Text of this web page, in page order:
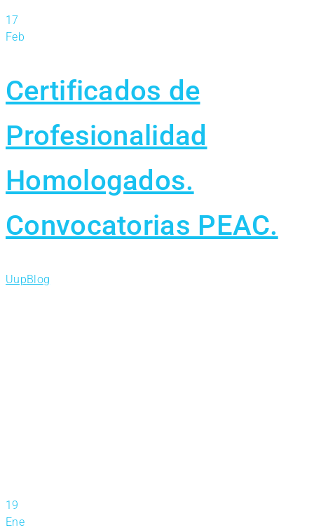
17
Feb
Certificados de
Profesionalidad
Homologados.
Convocatorias PEAC.
UupBlog
19
Ene